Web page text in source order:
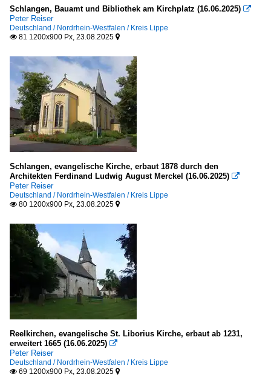
Schlangen, Bauamt und Bibliothek am Kirchplatz (16.06.2025) 
Peter Reiser
Deutschland / Nordrhein-Westfalen / Kreis Lippe
 81 1200x900 Px, 23.08.2025 
Schlangen, evangelische Kirche, erbaut 1878 durch den
Architekten Ferdinand Ludwig August Merckel (16.06.2025) 
Peter Reiser
Deutschland / Nordrhein-Westfalen / Kreis Lippe
 80 1200x900 Px, 23.08.2025 
Reelkirchen, evangelische St. Liborius Kirche, erbaut ab 1231,
erweitert 1665 (16.06.2025) 
Peter Reiser
Deutschland / Nordrhein-Westfalen / Kreis Lippe
 69 1200x900 Px, 23.08.2025 